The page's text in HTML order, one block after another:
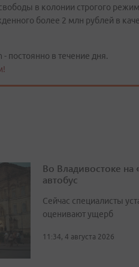
в колонии строгого
более 2 млн рублей в
постоянно в течение дня.
Во Владивостоке на
автобус
Сейчас специалисты
оценивают ущерб
11:34, 4 августа 2026